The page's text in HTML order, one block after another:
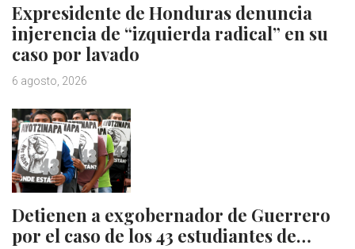
Expresidente de Honduras denuncia
injerencia de “izquierda radical” en su
caso por lavado
6 agosto, 2026
Detienen a exgobernador de Guerrero
por el caso de los 43 estudiantes de…